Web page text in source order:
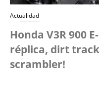
Actualidad
Honda V3R 900
réplica, dirt
scrambler!